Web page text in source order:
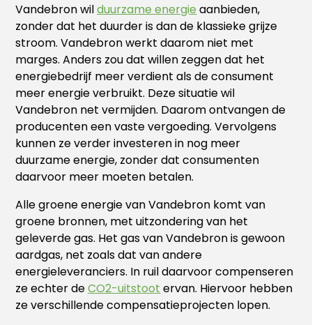
Vandebron wilduurzame energie aanbieden,
zonder dat het duurder is dan de klassieke grijze
stroom. Vandebron werkt daarom niet met
marges. Anders zou dat willen zeggen dat het
energiebedrijf meer verdient als de consument
meer energie verbruikt. Deze situatie wil
Vandebron net vermijden. Daarom ontvangen de
producenten een vaste vergoeding. Vervolgens
kunnen ze verder investeren in nog meer
duurzame energie, zonder dat consumenten
daarvoor meer moeten betalen.
Alle groene energie van Vandebron komt van
groene bronnen, met uitzondering van het
geleverde gas. Het gas van Vandebron is gewoon
aardgas, net zoals dat van andere
energieleveranciers. In ruil daarvoor compenseren
ze echter deCO2-uitstoot ervan. Hiervoor hebben
ze verschillende compensatieprojecten lopen.